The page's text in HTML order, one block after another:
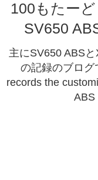
100もたー
SV650
主にSV650 ABS
の記録のブロ
records the
ABS